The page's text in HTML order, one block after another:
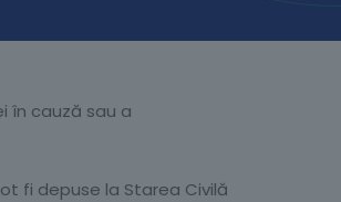
în cauză sau a
fi depuse la Starea Civilă